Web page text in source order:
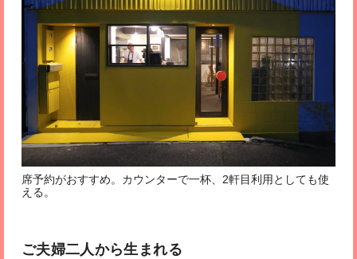
席予約がおすすめ。カウンターで一杯、2軒目利用としても使
える。
ご夫婦二人から生まれる